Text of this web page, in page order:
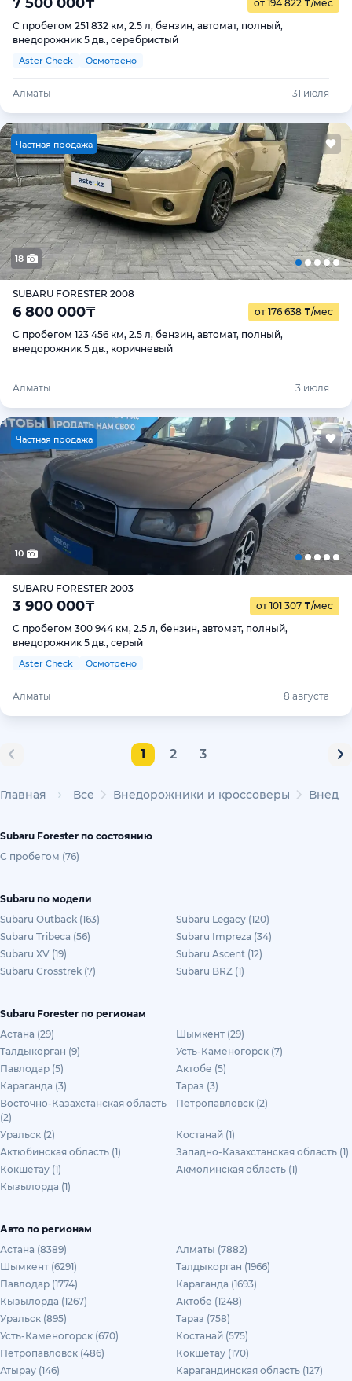
от 194 822 ₸/мес
С пробегом 251 832 км, 2.5 л, бензин, автомат, полный,
внедорожник 5 дв., серебристый
Aster Check Осмотрено
Алматы 31 июля
Частная продажа
18
SUBARU FORESTER 2008
6 800 000₸ от 176 638 ₸/мес
С пробегом 123 456 км, 2.5 л, бензин, автомат, полный,
внедорожник 5 дв., коричневый
Алматы 3 июля
Частная продажа
10
SUBARU FORESTER 2003
3 900 000₸ от 101 307 ₸/мес
С пробегом 300 944 км, 2.5 л, бензин, автомат, полный,
внедорожник 5 дв., серый
Aster Check Осмотрено
Алматы 8 августа
1 2 3
Главная Все Внедорожники и кроссоверы
Subaru Forester по состоянию
С пробегом (76)
Subaru по модели
Subaru Outback (163)
Subaru Legacy (120)
Subaru Tribeca (56)
Subaru Impreza (34)
Subaru XV (19)
Subaru Ascent (12)
Subaru Crosstrek (7)
Subaru BRZ (1)
Subaru Forester по регионам
Астана (29)
Шымкент (29)
Талдыкорган (9)
Усть-Каменогорск (7)
Павлодар (5)
Актобе (5)
Караганда (3)
Тараз (3)
Восточно-Казахстанская область
(2)
Петропавловск (2)
Уральск (2)
Костанай (1)
Актюбинская область (1)
Западно-Казахстанская область (1)
Кокшетау (1)
Акмолинская область (1)
Кызылорда (1)
Авто по регионам
Астана (8389)
Алматы (7882)
Шымкент (6291)
Талдыкорган (1966)
Павлодар (1774)
Караганда (1693)
Кызылорда (1267)
Актобе (1248)
Уральск (895)
Тараз (758)
Усть-Каменогорск (670)
Костанай (575)
Петропавловск (486)
Кокшетау (170)
Атырау (146)
Карагандинская область (127)